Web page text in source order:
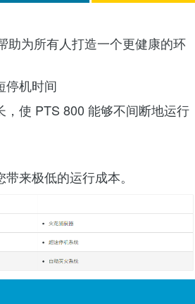
助为所有人打造一个更健康的环
停机时间
，使 PTS 800 能够不间断地运行
来极低的运行成本。